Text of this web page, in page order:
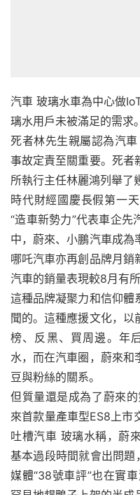
汽車 玻璃水車為中心做
璃水用戶未被滿足的需求。
死者林先生親屬認為汽
事故定責至關重要。死者
所執行主任林麗鴻列舉了
時代財經國慶長假第一
“造車新勢力”代表車企
中，蔚來、小鵬汽車成為
哪吒汽車亦再創品牌月銷
汽車的銷量表現較8月有所
這種品牌凝聚力和信仰體
聞的。這種應援文化，
榜、反黑、買周邊。年
水，而在汽車圈，蔚來和
豆與粉絲的關系。
但質量還是成為了蔚來
來首款量產車型ES8上市
吐槽汽車 玻璃水稱，蔚
基本過段時間就會出問題
媒體“38號車評”也在實